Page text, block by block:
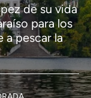
de su vida
para los
a pescar la